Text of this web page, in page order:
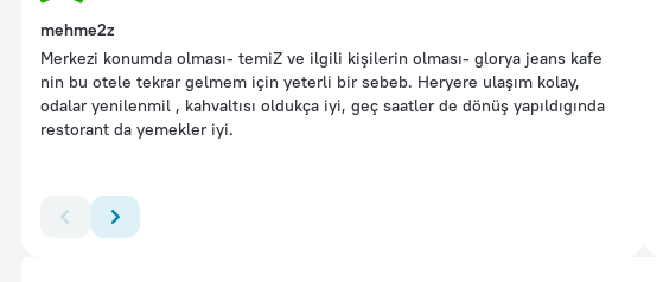
mehme2z
Merkezi konumda olması- temiZ ve ilgili kişilerin olması- glorya jeans kafe
nin bu otele tekrar gelmem için yeterli bir sebeb. Heryere ulaşım kolay,
odalar yenilenmil , kahvaltısı oldukça iyi, geç saatler de dönüş yapıldıgında
restorant da yemekler iyi.